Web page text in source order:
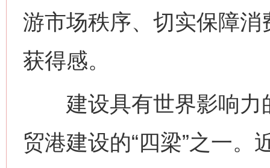
游市场秩序、切实保障
获得感。
建设具有世界影响力
贸港建设的“四梁”之一。